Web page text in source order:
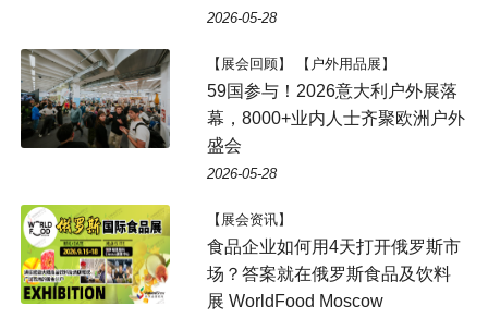
2026-05-28
【展会回顾】 【户外用品展】
59国参与！2026意大利户外展落
幕，8000+业内人士齐聚欧洲户外
盛会
2026-05-28
【展会资讯】
食品企业如何用4天打开俄罗斯市
场？答案就在俄罗斯食品及饮料
展 WorldFood Moscow